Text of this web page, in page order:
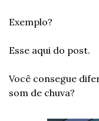
Exemplo?
Esse aqui do post.
Você consegue
som de chuva?